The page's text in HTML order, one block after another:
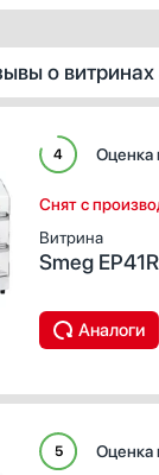
для одежды
машины
ледогенераторы
посудомоечные
воды AquaHot
машины
о витринах
4 Оценка
Снят с
Витрина
Smeg
Аналоги
5 Оценка